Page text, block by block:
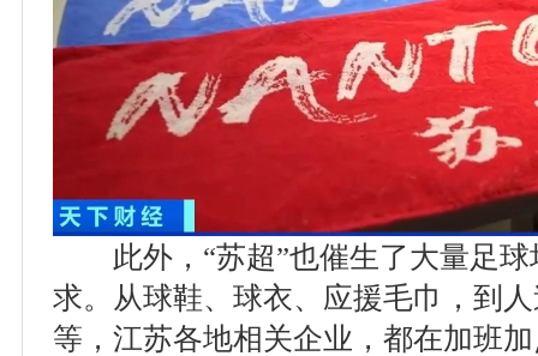
此外，“苏超”也催生了大量足球
求。从球鞋、球衣、应援毛巾，到
等，江苏各地相关企业，都在加班